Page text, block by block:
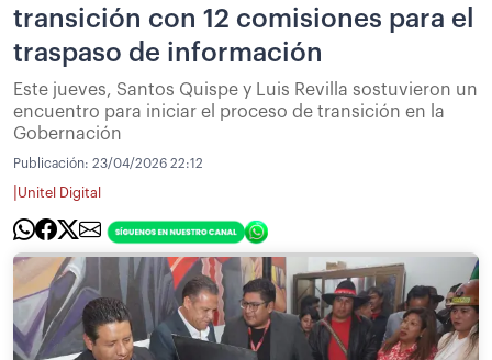
transición con 12 comisiones para el
traspaso de información
Este jueves, Santos Quispe y Luis Revilla sostuvieron un
encuentro para iniciar el proceso de transición en la
Gobernación
Publicación: 23/04/2026 22:12
Unitel Digital